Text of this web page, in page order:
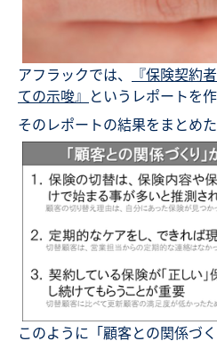
アフラックでは、
『保険契約
ての示唆』 というレポートを作
そのレポートの結果をまとめ
このように「顧客との関係づ